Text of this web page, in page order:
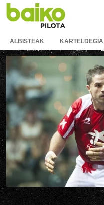
ALBISTEAK KARTELDEGIA